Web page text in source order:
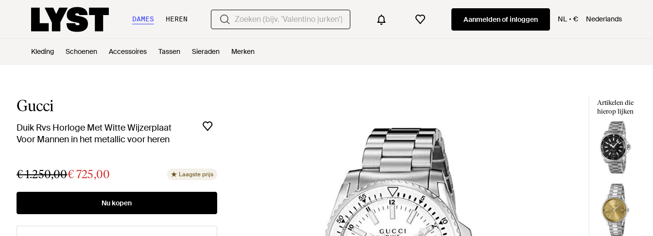
DAMES HEREN Aanmelden of inloggen NL € Nederlands
Kleding Schoenen Accessoires Tassen Sieraden Merken
Gucci
Duik Rvs Horloge Met Witte Wijzerplaat
Voor Mannen in het metallic voor heren
€ 1.250,00€ 725,00 Laagste prijs
Nu kopen
Artikelen die
hierop lijken